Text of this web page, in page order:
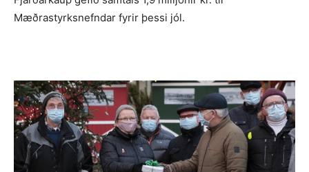
Mæðrastyrksnefndar fyrir þessi jól.